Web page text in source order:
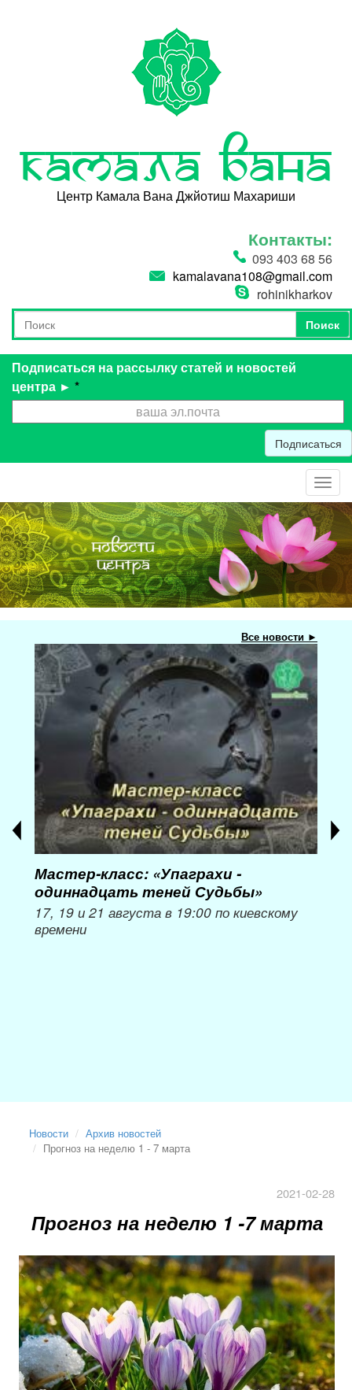
Камала Вана
Центр Камала Вана Джйотиш Махариши
Контакты:
093 403 68 56
kamalavana108@gmail.com
rohinikharkov
Форма поиска
Поиск
Поиск
Подписаться на рассылку статей и новостей
центра ► *
Подписаться
Все новости ►
Мастер-класс: «Упаграхи -
одиннадцать теней Судьбы»
17, 19 и 21 августа в 19:00 по киевскому
времени
Новости
Архив новостей
Прогноз на неделю 1 - 7 марта
2021-02-28
Прогноз на неделю 1 -7 марта